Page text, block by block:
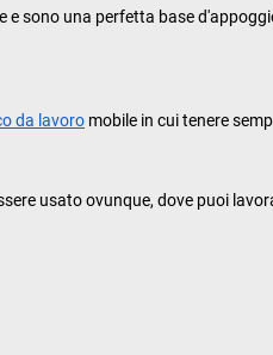
sono una perfetta base
da lavoro mobile in cui tenere
usato ovunque, dove puoi